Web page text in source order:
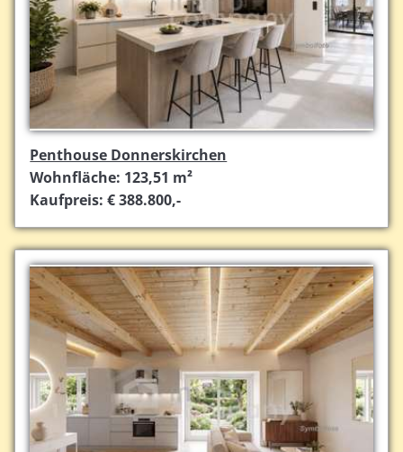
Penthouse Donnerskirchen
Wohnfläche: 123,51 m²
Kaufpreis: € 388.800,-